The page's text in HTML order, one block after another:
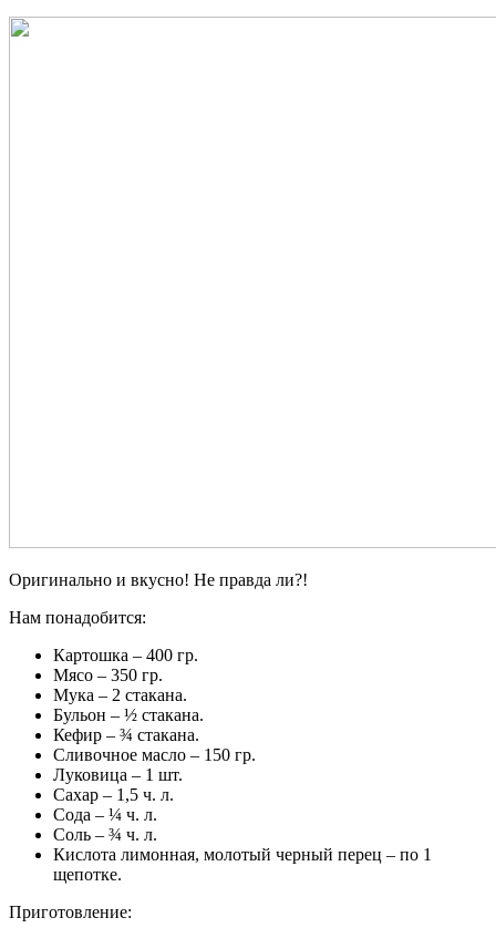
Оригинально и вкусно! Не правда ли?!
Нам понадобится:
Картошка – 400 гр.
Мясо – 350 гр.
Мука – 2 стакана.
Бульон – ½ стакана.
Кефир – ¾ стакана.
Сливочное масло – 150 гр.
Луковица – 1 шт.
Сахар – 1,5 ч. л.
Сода – ¼ ч. л.
Соль – ¾ ч. л.
Кислота лимонная, молотый черный перец – по 1
щепотке.
Приготовление: